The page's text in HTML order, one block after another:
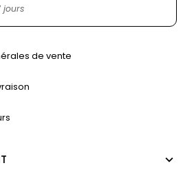
jours
de vente